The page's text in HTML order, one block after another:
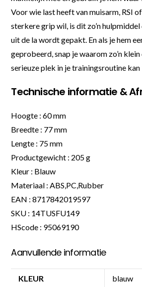
Voor wie last heeft van muisarm, RSI
sterkere grip wil, is dit zo’n
uit de la wordt gepakt. En als je hem
geprobeerd, snap je waarom zo’n
serieuze plek in je trainingsroutine
Technische informatie &
Hoogte : 60 mm
Breedte : 77 mm
Lengte : 75 mm
Productgewicht : 205 g
Kleur : Blauw
Materiaal : ABS,PC,Rubber
EAN : 8717842019597
SKU : 14TUSFU149
HScode : 95069190
Aanvullende informatie
KLEUR blauw